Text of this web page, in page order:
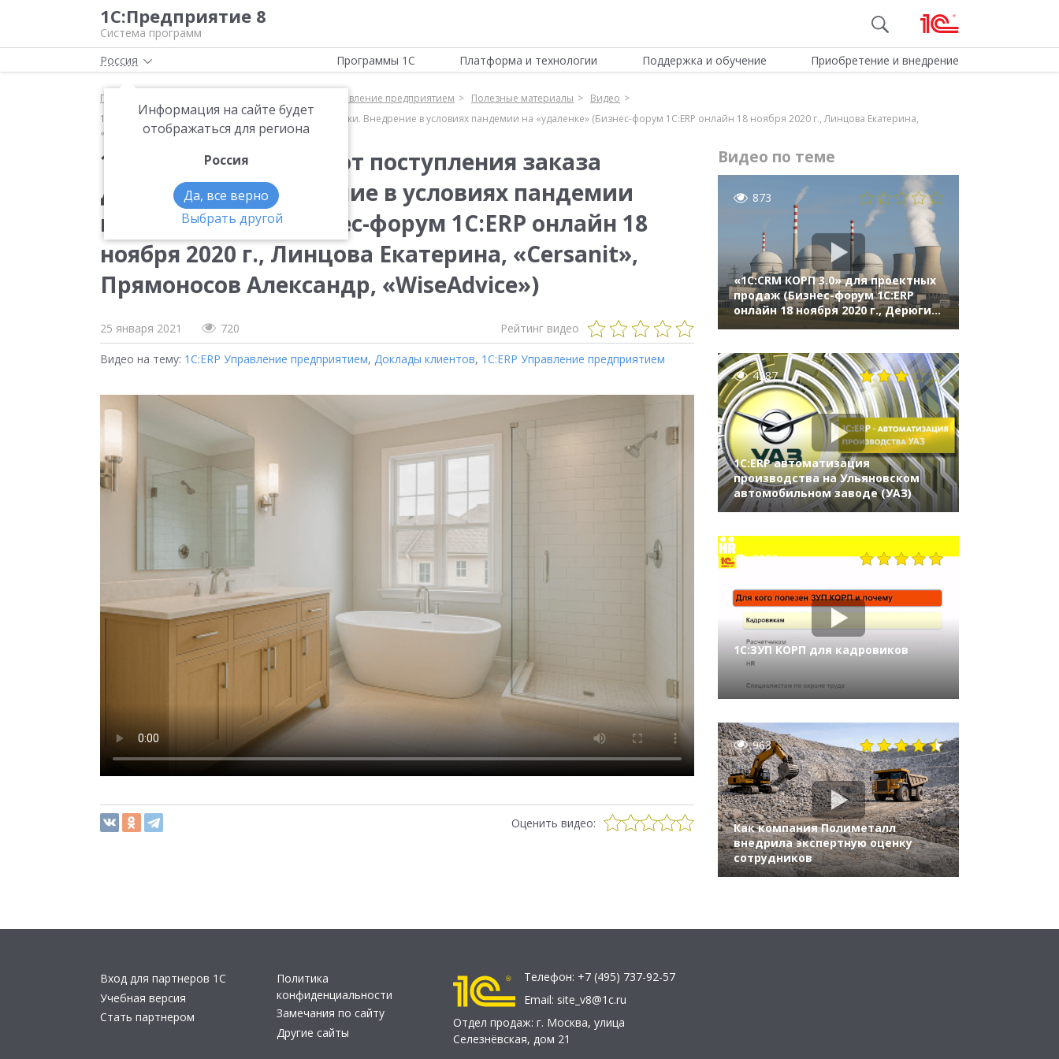
1С:Предприятие 8
Система программ
Россия
Информация на сайте будет
отображаться для региона
Россия
Да, все верно
Выбрать другой
Программы 1С Платформа и технологии Поддержка и обучение Приобретение и внедрение
Главная 1С:ERP Управление предприятием Полезные материалы
Видео
1С:ERP» в Cersanit — от поступления заказа до отгрузки. Внедрение в условиях пандемии на «удаленке» (Бизнес-форум 1С:ERP онлайн 18 ноября 2020 г., Линцова Екатерина,
«Cersanit», Прямоносов Александр, «WiseAdvice»)
1С:ERP» в Cersanit — от поступления заказа
до отгрузки. Внедрение в условиях пандемии
на «удаленке» (Бизнес-форум 1С:ERP онлайн 18
ноября 2020 г., Линцова Екатерина, «Cersanit»,
Прямоносов Александр, «WiseAdvice»)
25 января 2021 720 Рейтинг видео
Видео на тему: 1С:ERP Управление предприятием, Доклады клиентов, 1С:ERP Управление предприятием
Оценить видео:
Видео по теме
873
«1С:CRM КОРП 3.0» для проектных
продаж (Бизнес-форум 1С:ERP
онлайн 18 ноября 2020 г., Дерюгин
Станислав, АО «Атомэнергомаш»)
4287
1С:ERP автоматизация
производства на Ульяновском
автомобильном заводе (УАЗ)
2982
1С:ЗУП КОРП для кадровиков
963
Как компания Полиметалл
внедрила экспертную оценку
сотрудников
Вход для партнеров 1С
Учебная версия
Стать партнером
Политика
конфиденциальности
Замечания по сайту
Другие сайты
Телефон: +7 (495) 737-92-57
Email: site_v8@1c.ru
Отдел продаж: г. Москва, улица
Селезнёвская, дом 21